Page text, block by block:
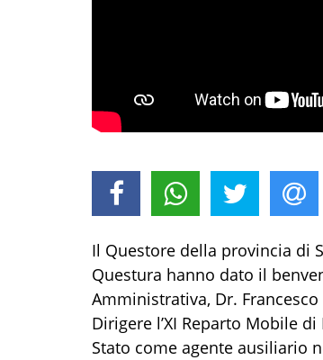
Il Questore della provincia di
Questura hanno dato il
Amministrativa, Dr.
Dirigere l’XI Reparto Mobile
Stato come agente ausiliario